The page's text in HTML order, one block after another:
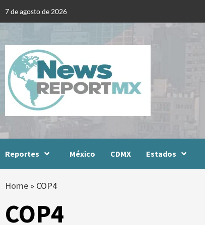
7 de agosto de 2026
Reportes México CDMX Estados
Home » COP4
COP4